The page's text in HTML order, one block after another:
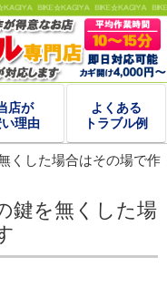
店が
理由
よくある
トラブル例
くした場合はその場で作
鍵を無くした場